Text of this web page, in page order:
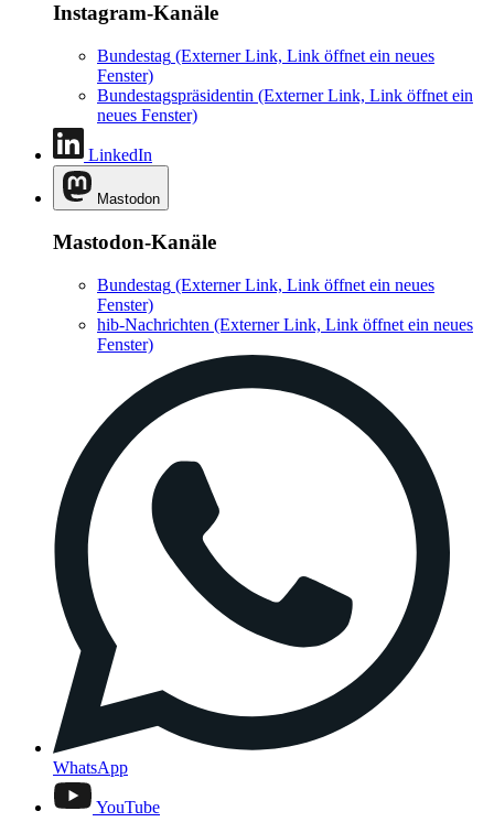
Instagram-Kanäle
Bundestag (Externer Link, Link öffnet ein neues
Fenster)
Bundestagspräsidentin (Externer Link, Link öffnet ein
neues Fenster)
LinkedIn
Mastodon
Mastodon-Kanäle
Bundestag (Externer Link, Link öffnet ein neues
Fenster)
hib-Nachrichten (Externer Link, Link öffnet ein neues
Fenster)
WhatsApp
YouTube